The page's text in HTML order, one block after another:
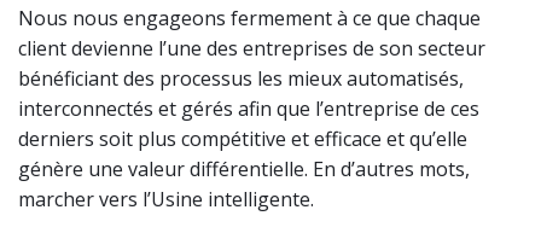
Nous nous engageons fermement à ce que chaque
client devienne l’une des entreprises de son secteur
bénéficiant des processus les mieux automatisés,
interconnectés et gérés afin que l’entreprise de ces
derniers soit plus compétitive et efficace et qu’elle
génère une valeur différentielle. En d’autres mots,
marcher vers l’Usine intelligente.